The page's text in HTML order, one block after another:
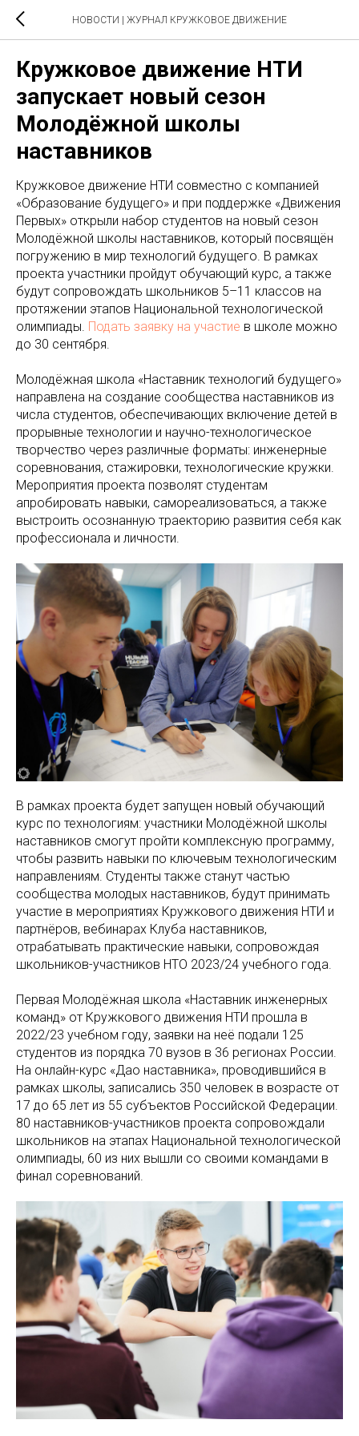
НОВОСТИ | ЖУРНАЛ КРУЖКОВОЕ ДВИЖЕНИЕ
Кружковое движение НТИ
запускает новый сезон
Молодёжной школы
наставников
Кружковое движение НТИ совместно с компанией
«Образование будущего» и при поддержке «Движения
Первых» открыли набор студентов на новый сезон
Молодёжной школы наставников, который посвящён
погружению в мир технологий будущего. В рамках
проекта участники пройдут обучающий курс, а также
будут сопровождать школьников 5–11 классов на
протяжении этапов Национальной технологической
олимпиады. Подать заявку на участие в школе можно
до 30 сентября.
Молодёжная школа «Наставник технологий будущего»
направлена на создание сообщества наставников из
числа студентов, обеспечивающих включение детей в
прорывные технологии и научно-технологическое
творчество через различные форматы: инженерные
соревнования, стажировки, технологические кружки.
Мероприятия проекта позволят студентам
апробировать навыки, самореализоваться, а также
выстроить осознанную траекторию развития себя как
профессионала и личности.
В рамках проекта будет запущен новый обучающий
курс по технологиям: участники Молодёжной школы
наставников смогут пройти комплексную программу,
чтобы развить навыки по ключевым технологическим
направлениям. Студенты также станут частью
сообщества молодых наставников, будут принимать
участие в мероприятиях Кружкового движения НТИ и
партнёров, вебинарах Клуба наставников,
отрабатывать практические навыки, сопровождая
школьников-участников НТО 2023/24 учебного года.
Первая Молодёжная школа «Наставник инженерных
команд» от Кружкового движения НТИ прошла в
2022/23 учебном году, заявки на неё подали 125
студентов из порядка 70 вузов в 36 регионах России.
На онлайн-курс «Дао наставника», проводившийся в
рамках школы, записались 350 человек в возрасте от
17 до 65 лет из 55 субъектов Российской Федерации.
80 наставников-участников проекта сопровождали
школьников на этапах Национальной технологической
олимпиады, 60 из них вышли со своими командами в
финал соревнований.